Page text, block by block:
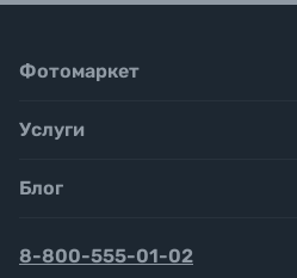
Фотомаркет
Услуги
Блог
8-800-555-01-02